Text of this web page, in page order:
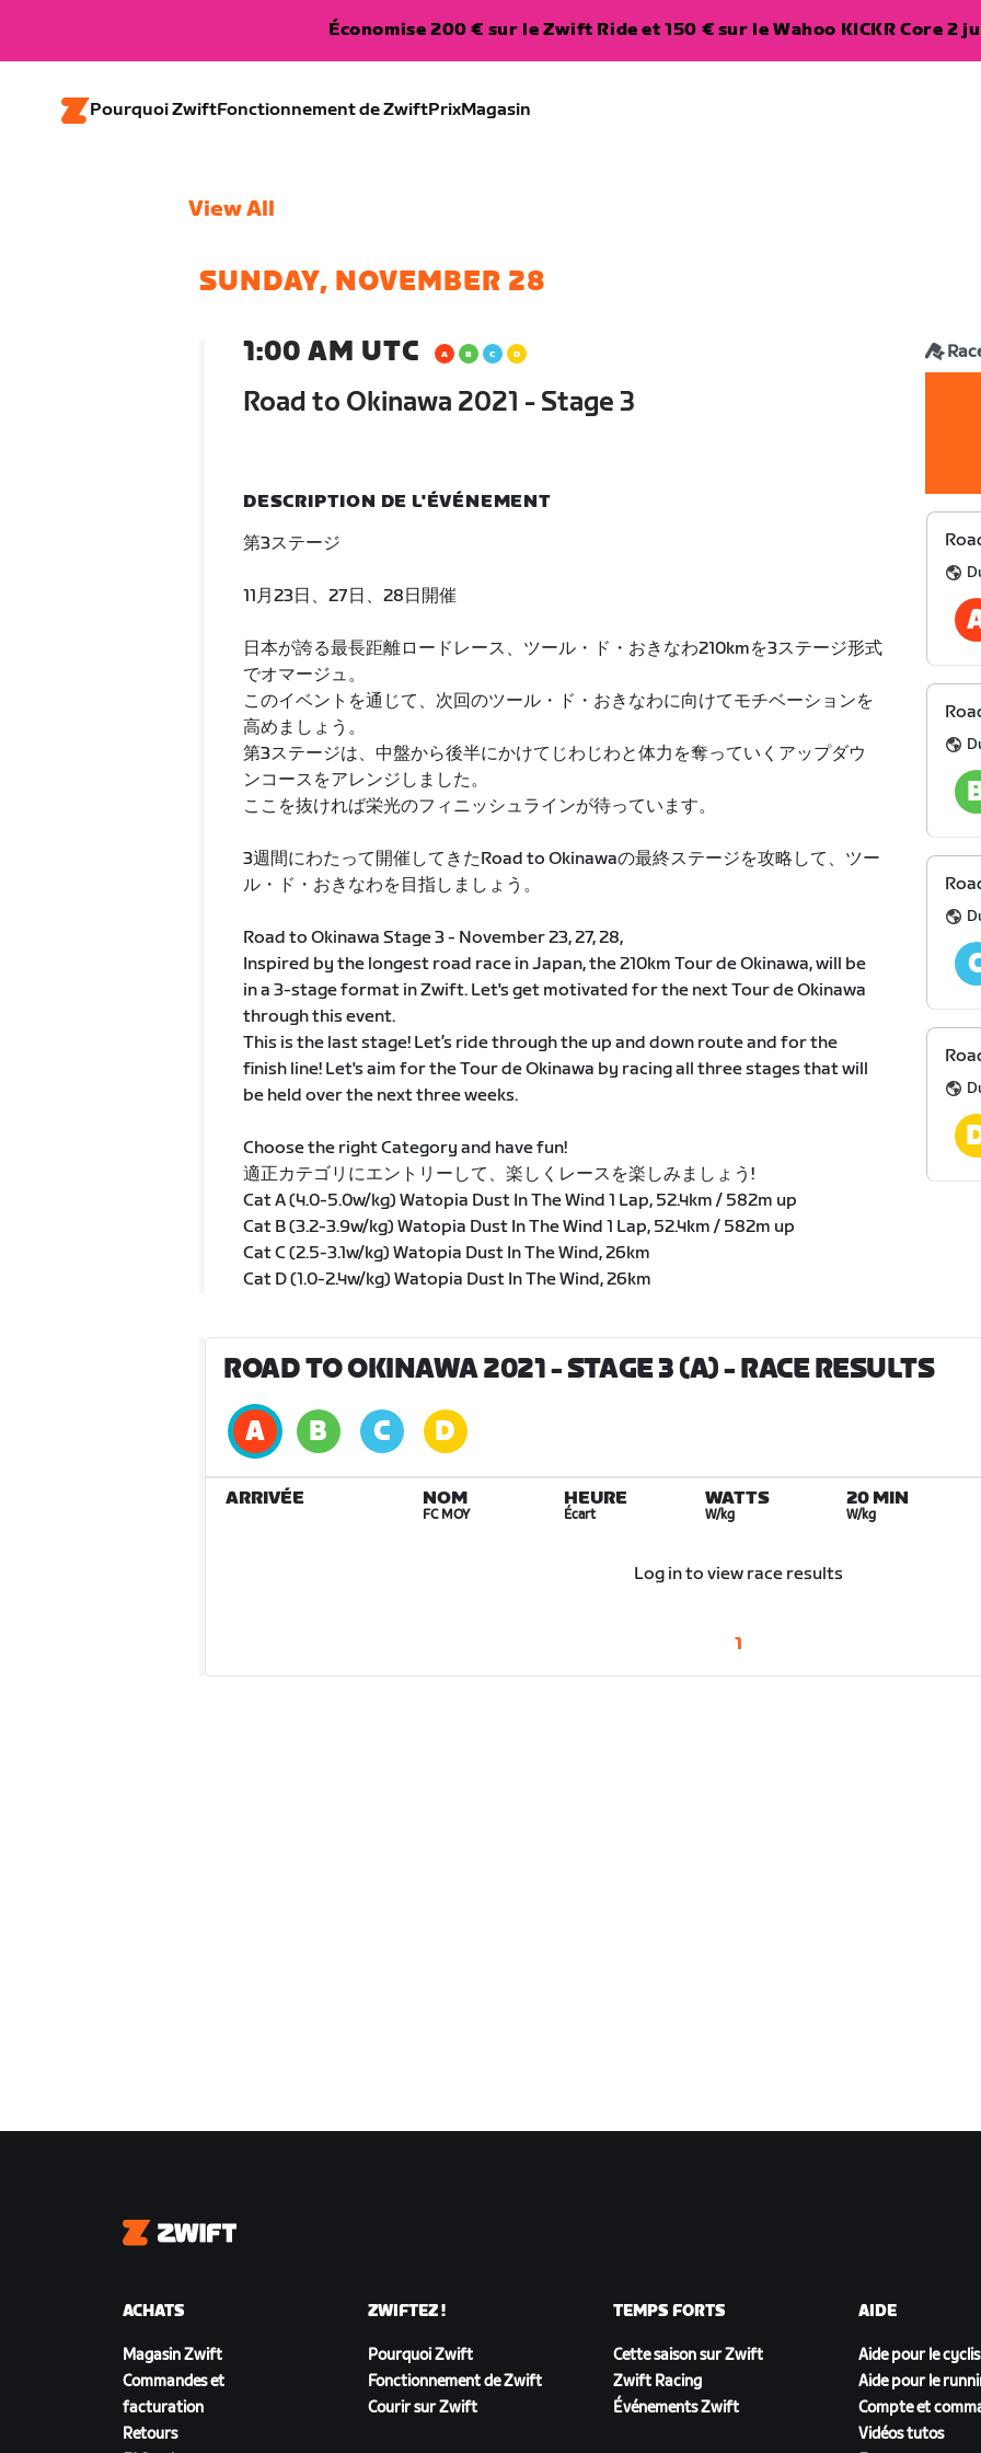
Économise 200 € sur le Zwift Ride et 150 € sur le Wahoo KICKR Core 2
Pourquoi ZwiftFonctionnement de ZwiftPrixMagasin
View All
SUNDAY, NOVEMBER 28
1:00 AM UTC
Road to Okinawa 2021 - Stage 3
DESCRIPTION DE L'ÉVÉNEMENT
第3ステージ
11月23日、27日、28日開催
日本が誇る最長距離ロードレース、ツール・ド・おきなわ210kmを3ステージ形式
でオマージュ。
このイベントを通じて、次回のツール・ド・おきなわに向けてモチベーションを
高めましょう。
第3ステージは、中盤から後半にかけてじわじわと体力を奪っていくアップダウ
ンコースをアレンジしました。
ここを抜ければ栄光のフィニッシュラインが待っています。
3週間にわたって開催してきたRoad to Okinawaの最終ステージを攻略して、ツー
ル・ド・おきなわを目指しましょう。
Road to Okinawa Stage 3 - November 23, 27, 28,
Inspired by the longest road race in Japan, the 210km Tour de Okinawa, will be
in a 3-stage format in Zwift. Let's get motivated for the next Tour de Okinawa
through this event.
This is the last stage! Let’s ride through the up and down route and for the
finish line! Let's aim for the Tour de Okinawa by racing all three stages that will
be held over the next three weeks.
Choose the right Category and have fun!
適正カテゴリにエントリーして、楽しくレースを楽しみましょう!
Cat A (4.0-5.0w/kg) Watopia Dust In The Wind 1 Lap, 52.4km / 582m up
Cat B (3.2-3.9w/kg) Watopia Dust In The Wind 1 Lap, 52.4km / 582m up
Cat C (2.5-3.1w/kg) Watopia Dust In The Wind, 26km
Cat D (1.0-2.4w/kg) Watopia Dust In The Wind, 26km
ROAD TO OKINAWA 2021 - STAGE 3 (A)- RACE RESULTS
ARRIVÉE NOM
FC MOY
HEURE
Écart
WATTS
W/kg
20 MIN
W/kg
Log in to view race results
1
Zwift
ACHATS
Magasin Zwift
Commandes et
facturation
Retours
ZWIFTEZ !
Pourquoi Zwift
Fonctionnement de Zwift
Courir sur Zwift
TEMPS FORTS
Cette saison sur Zwift
Zwift Racing
Événements Zwift
AIDE
Aide pour le
Aide pour le
Compte et
Vidéos tutos